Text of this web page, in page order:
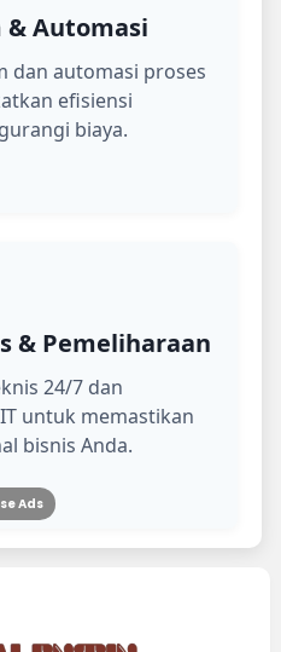
Automasi
dan automasi proses
efisiensi
biaya.
& Pemeliharaan
24/7 dan
untuk memastikan
bisnis Anda.
Ads